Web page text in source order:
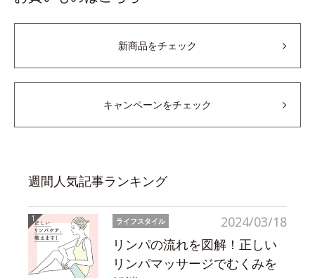
新商品をチェック
キャンペーンをチェック
週間人気記事ランキング
2024/03/18
ライフスタイル
リンパの流れを図解！正しい
リンパマッサージでむくみを